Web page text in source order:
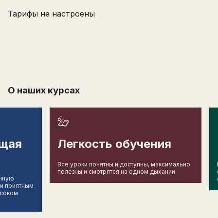
Тарифы не настроены
О наших курсах
приятным
Легкость обучения
Все уроки понятны и доступны, максимально
полезны и смотрятся на одном дыхании